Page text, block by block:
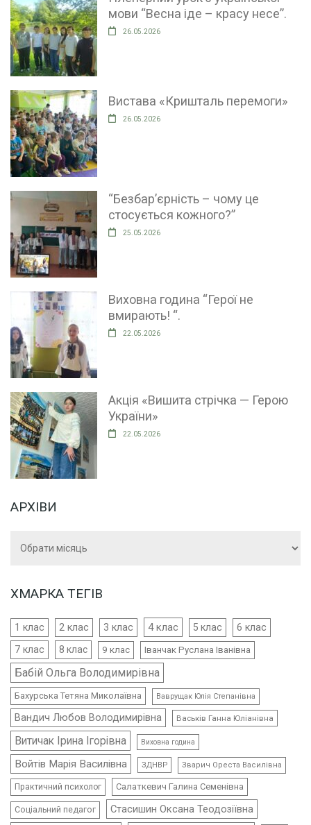
мови “Весна іде – красу несе”.
26.05.2026
Вистава «Кришталь перемоги»
26.05.2026
“Безбар’єрність – чому це
стосується кожного?”
25.05.2026
Виховна година “Герої не
вмирають! “.
22.05.2026
Акція «Вишита стрічка — Герою
України»
22.05.2026
АРХІВИ
ХМАРКА ТЕГІВ
1 клас 2 клас 3 клас 4 клас 5 клас 6 клас
7 клас 8 клас 9 клас Іванчак Руслана Іванівна
Бабій Ольга Володимирівна
Бахурська Тетяна Миколаївна Ваврущак Юлія Степанівна
Вандич Любов Володимирівна Васьків Ганна Юліанівна
Витичак Ірина Ігорівна Виховна година
Войтів Марія Василівна ЗДНВР Зварич Ореста Василівна
Практичний психолог Салаткевич Галина Семенівна
Соціальний педагог Стасишин Оксана Теодозіївна